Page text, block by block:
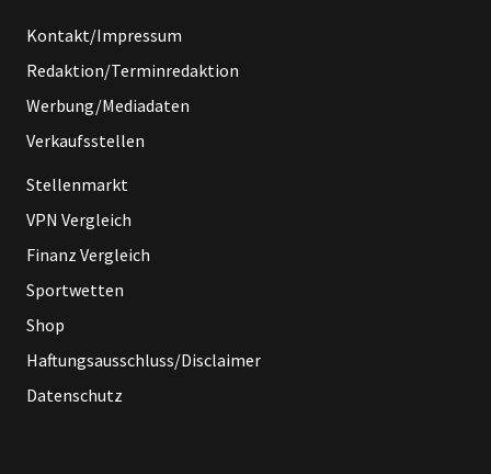
Kontakt/Impressum
Redaktion/Terminredaktion
Werbung/Mediadaten
Verkaufsstellen
Stellenmarkt
VPN Vergleich
Finanz Vergleich
Sportwetten
Shop
Haftungsausschluss/Disclaimer
Datenschutz